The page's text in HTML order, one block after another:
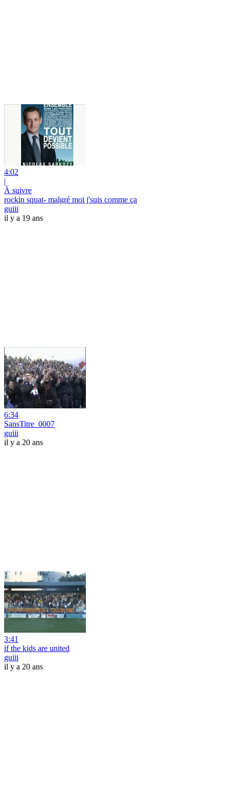
4:02
|
À suivre
rockin squat- malgré moi j'suis comme ça
guiii
il y a 19 ans
6:34
SansTitre_0007
guiii
il y a 20 ans
3:41
if the kids are united
guiii
il y a 20 ans